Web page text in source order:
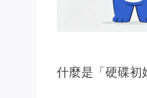
什麼是「硬碟初